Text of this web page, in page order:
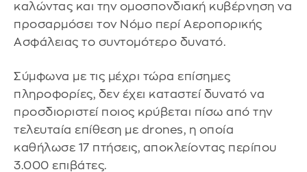
καλώντας και την ομοσπονδιακή κυβέρνηση να
προσαρμόσει τον Νόμο περί Αεροπορικής
Ασφάλειας το συντομότερο δυνατό.
Σύμφωνα με τις μέχρι τώρα επίσημες
πληροφορίες, δεν έχει καταστεί δυνατό να
προσδιοριστεί ποιος κρύβεται πίσω από την
τελευταία επίθεση με drones, η οποία
καθήλωσε 17 πτήσεις, αποκλείοντας περίπου
3.000 επιβάτες.